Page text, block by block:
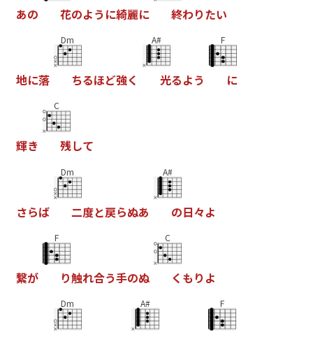
あの 花のよう に綺麗に 終わりたい
地に落
Dm
ちるほど強く
A#
光るよう
F
に
輝き
C
残して
さらば
Dm
二度と戻らぬあ
A#
の日々よ
繋が
F
り触れ合う手のぬ
C
く もり よ
Dm A# F